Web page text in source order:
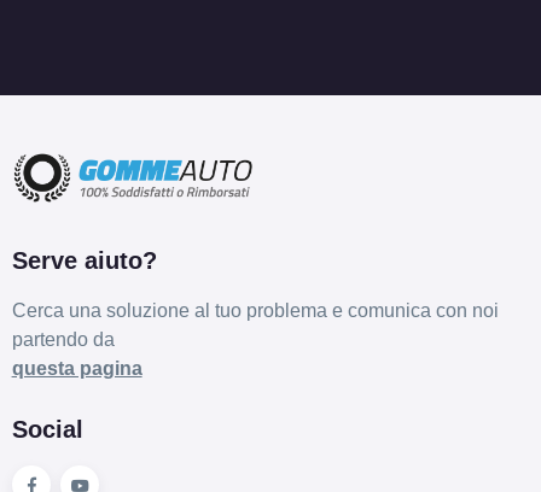
Serve aiuto?
Cerca una soluzione al tuo problema e comunica con noi
partendo da
questa pagina
Social